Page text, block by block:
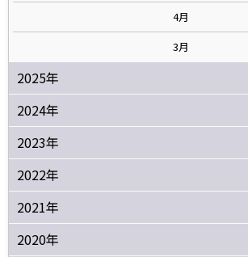
4月
3月
2025年
2024年
2023年
2022年
2021年
2020年